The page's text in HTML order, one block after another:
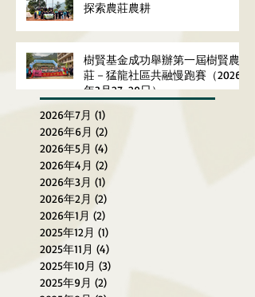
探索農莊農耕
樹賢基金成功舉辦第一屆樹賢農
莊－猛龍社區共融慢跑賽（2026
年3月27-29日）
2026年7月 (1)
2026年6月 (2)
2026年5月 (4)
2026年4月 (2)
2026年3月 (1)
2026年2月 (2)
2026年1月 (2)
2025年12月 (1)
2025年11月 (4)
2025年10月 (3)
2025年9月 (2)